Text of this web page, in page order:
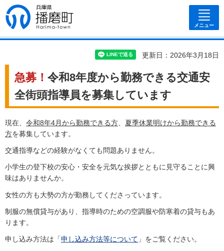
兵庫県 播磨
町
メニュー
更新日：2026年3月18日
急募！ 令和8年度から勤務できる交通安
全街頭指導員を募集しています
現在、 令和8年4月から勤務できる方
夏季休業明けから勤務できる
方を募集しています。
交通指導などの経験がなくても問題ありません。
小学生の登下校の安心・安全を元気な挨拶とともに見守ることに興
味はありませんか。
女性の方も大勢の方が勤務してくださっています。
制服の無償貸与があり、指導時のための空調服や防寒着の貸与もあ
ります。
申し込み方法は「申し込み方法等について 」をご覧ください。